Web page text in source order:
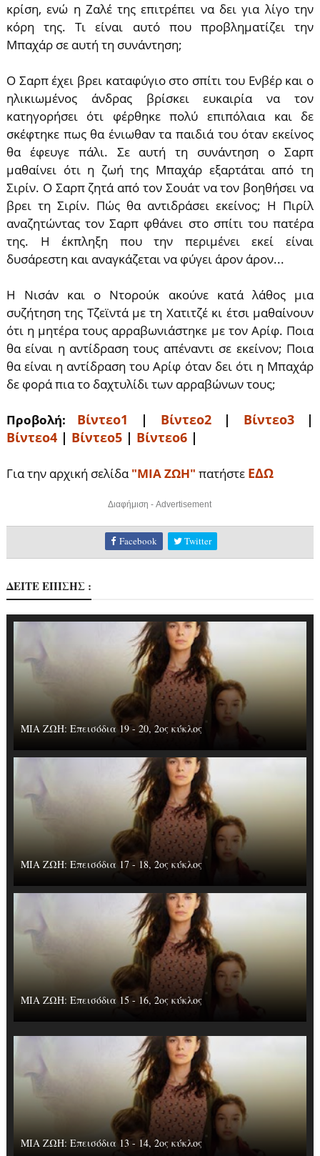
κρίση, ενώ η Ζαλέ της επιτρέπει να δει για λίγο την
κόρη της. Τι είναι αυτό που προβληματίζει την
Μπαχάρ σε αυτή τη συνάντηση;
Ο Σαρπ έχει βρει καταφύγιο στο σπίτι του Ενβέρ και ο
ηλικιωμένος άνδρας βρίσκει ευκαιρία να τον
κατηγορήσει ότι φέρθηκε πολύ επιπόλαια και δε
σκέφτηκε πως θα ένιωθαν τα παιδιά του όταν εκείνος
θα έφευγε πάλι. Σε αυτή τη συνάντηση ο Σαρπ
μαθαίνει ότι η ζωή της Μπαχάρ εξαρτάται από τη
Σιρίν. Ο Σαρπ ζητά από τον Σουάτ να τον βοηθήσει να
βρει τη Σιρίν. Πώς θα αντιδράσει εκείνος; Η Πιρίλ
αναζητώντας τον Σαρπ φθάνει στο σπίτι του πατέρα
της. Η έκπληξη που την περιμένει εκεί είναι
δυσάρεστη και αναγκάζεται να φύγει άρον άρον...
Η Νισάν και ο Ντορούκ ακούνε κατά λάθος μια
συζήτηση της Τζεϊντά με τη Χατιτζέ κι έτσι μαθαίνουν
ότι η μητέρα τους αρραβωνιάστηκε με τον Αρίφ. Ποια
θα είναι η αντίδραση τους απέναντι σε εκείνον; Ποια
θα είναι η αντίδραση του Αρίφ όταν δει ότι η Μπαχάρ
δε φορά πια το δαχτυλίδι των αρραβώνων τους;
Προβολή: Βίντεο1 | Βίντεο2| Βίντεο3|
Βίντεο4| Βίντεο5| Βίντεο6|
Για την αρχική σελίδα"ΜΙΑ ΖΩΗ" πατήστε ΕΔΩ
Διαφήμιση - Advertisement
Facebook Twitter
ΔΕΙΤΕ ΕΠΙΣΗΣ :
ΜΙΑ ΖΩΗ: Επεισόδια 19 - 20, 2ος κύκλος
ΜΙΑ ΖΩΗ: Επεισόδια 17 - 18, 2ος κύκλος
ΜΙΑ ΖΩΗ: Επεισόδια 15 - 16, 2ος κύκλος
ΜΙΑ ΖΩΗ: Επεισόδια 13 - 14, 2ος κύκλος